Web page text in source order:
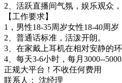
2、活跃直播间气氛，娱乐观众
【工作要求】
1，男性18-35周岁女性18-40周
2、普通话标准，活泼开朗。
3、在家戴上耳机在相对安静的
4、每天3-6小时，每月3000--
正规大平台！不收任何费用
联系人：
沈经理